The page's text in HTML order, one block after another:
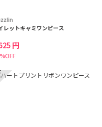
レットキャミワンピース
円